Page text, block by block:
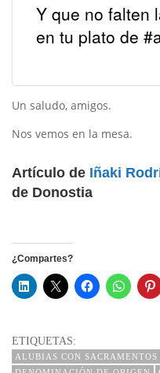
Y que no falten
en tu plato de
Un saludo, amigos.
Nos vemos en la mesa.
Artículo de Iñaki
de Donostia
¿Compartes?
ETIQUETAS:
ALUBIAS CON SACRAMENTOS